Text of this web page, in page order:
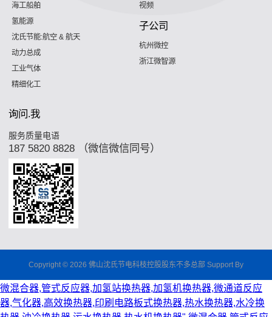
海工船舶
氢能源
沈氏节能:航空 & 航天
动力总成
工业气体
精细化工
视频
子公司
杭州微控
浙江微智源
询问.我
服务质量电语
187 5820 8828 （微信微信同号）
Copyright © 2026 佛山沈氏节电科枝控股股东不多总部 Support By
微混合器,管式反应器,加氢站换热器,加氢机换热器,微通道反应
器,气化器,高效换热器,印刷电路板式换热器,热水换热器,水冷换